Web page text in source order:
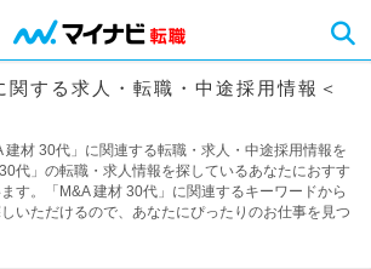
する求人・転職・中途採用情報＜
建材 30代」に関連する転職・求人・中途採用情報を
代」の転職・求人情報を探しているあなたにおすす
す。「M&A 建材 30代」に関連するキーワードから
いただけるので、あなたにぴったりのお仕事を見つ